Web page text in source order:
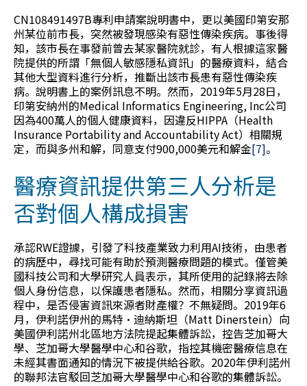
CN108491497B專利申請案說明書中，更以美國印第安那
州某位前市長，突然被發現感染有惡性傳染疾病。事後得
知，該市長在事發前曾去某家醫院就診，有人根據這家醫
院提供的所謂「無個人敏感隱私資訊」的醫療資料，結合
其他大型資料進行分析，推斷出該市長患有惡性傳染疾
病。說明書上的案例訊息不明。然而，2019年5月28日，
印第安納州的Medical Informatics Engineering, Inc公司
因為400萬人的個人健康資料，因違反HIPPA（Health
Insurance Portability and Accountability Act）相關規
定，而與多州和解，同意支付900,000美元和解金[7]。
醫療資訊提供第三人分析是
否對個人構成損害
承認RWE證據，引發了科技產業致力利用AI技術，由患者
的病歷中，尋找可能有助於預測醫療問題的模式。僅管美
國科技公司和大學研究人員表示，其所使用的記錄將去除
個人身份信息，以保護患者隱私。然而，相關分享資訊過
程中，是否侵害資訊來源者財產權？不無疑問。2019年6
月，伊利諾伊州的馬特·迪納斯坦（Matt Dinerstein）向
美國伊利諾州北區地方法院提起集體訴訟，控告芝加哥大
學、芝加哥大學醫學中心和谷歌，指控其機密醫療信息在
未經其書面通知的情況下被提供給谷歌。2020年伊利諾州
的聯邦法官駁回芝加哥大學醫學中心和谷歌的集體訴訟。